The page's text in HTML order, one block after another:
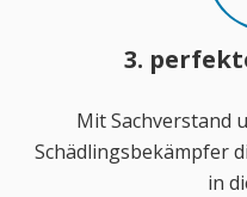
3.
Mit Sachverstand
Schädlingsbekämpfer
in